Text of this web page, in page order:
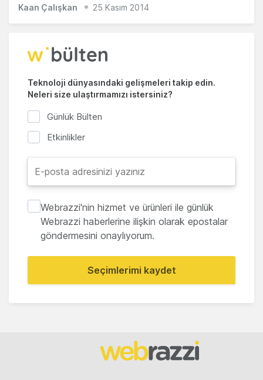
Kaan Çalışkan 25 Kasım 2014
Teknoloji dünyasındaki gelişmeleri takip edin.
Neleri size ulaştırmamızı istersiniz?
Günlük Bülten
Etkinlikler
Webrazzi'nin hizmet ve ürünleri ile günlük
Webrazzi haberlerine ilişkin olarak epostalar
göndermesini onaylıyorum.
Seçimlerimi kaydet